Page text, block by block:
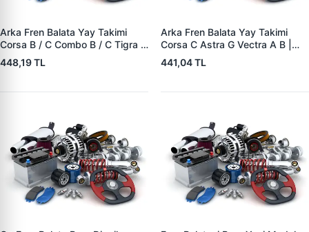
Arka Fren Balata Yay Takimi
Corsa B / C Combo B / C Tigra A
| YTT Y1727 | OEM 1605988
448,19 TL
Arka Fren Balata Yay Takimi
Corsa C Astra G Vectra A B |
YTT Y1726 | OEM 1605985
441,04 TL